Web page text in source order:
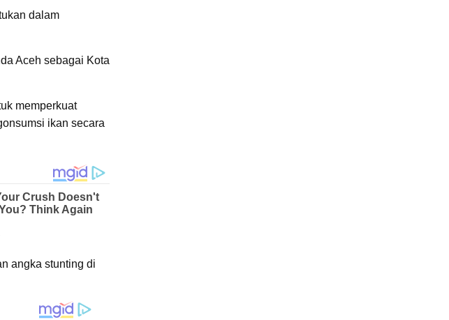
dalam
Aceh sebagai Kota
memperkuat
ikan secara
angka stunting di